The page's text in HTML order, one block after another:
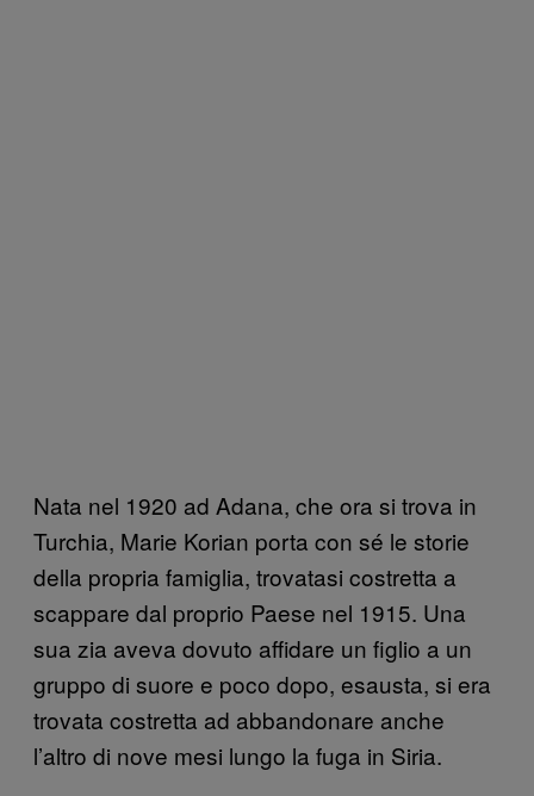
Nata nel 1920 ad Adana, che ora si trova in
Turchia, Marie Korian porta con sé le storie
della propria famiglia, trovatasi costretta a
scappare dal proprio Paese nel 1915. Una
sua zia aveva dovuto affidare un figlio a un
gruppo di suore e poco dopo, esausta, si era
trovata costretta ad abbandonare anche
l’altro di nove mesi lungo la fuga in Siria.